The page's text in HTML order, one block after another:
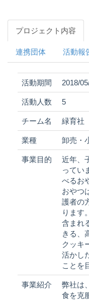
プロジェクト内容
連携団体 活動報
活動期間 2018/
活動人数 5
チーム名 緑育社
業種 卸売・
事業目的
近年、
ってい
べるお
おやつ
護者の
ります
含まれ
きる、
クッキ
活かし
ことを
事業紹介
弊社は
食を克